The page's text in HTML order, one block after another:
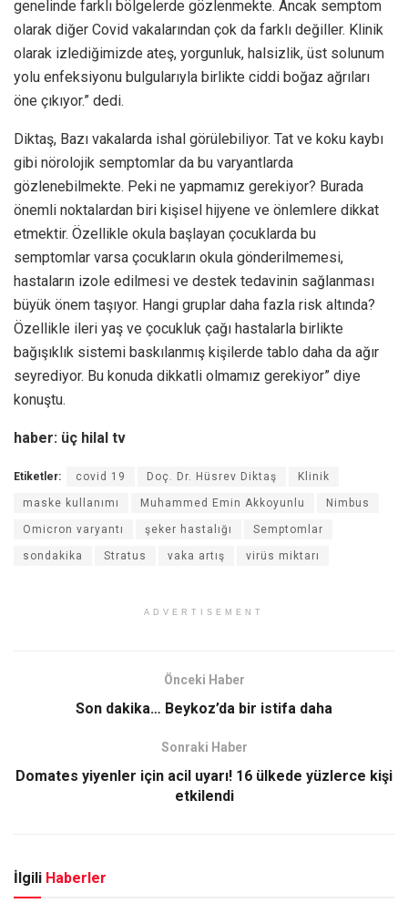
genelinde farklı bölgelerde gözlenmekte. Ancak semptom
olarak diğer Covid vakalarından çok da farklı değiller. Klinik
olarak izlediğimizde ateş, yorgunluk, halsizlik, üst solunum
yolu enfeksiyonu bulgularıyla birlikte ciddi boğaz ağrıları
öne çıkıyor.” dedi.
Diktaş, Bazı vakalarda ishal görülebiliyor. Tat ve koku kaybı
gibi nörolojik semptomlar da bu varyantlarda
gözlenebilmekte. Peki ne yapmamız gerekiyor? Burada
önemli noktalardan biri kişisel hijyene ve önlemlere dikkat
etmektir. Özellikle okula başlayan çocuklarda bu
semptomlar varsa çocukların okula gönderilmemesi,
hastaların izole edilmesi ve destek tedavinin sağlanması
büyük önem taşıyor. Hangi gruplar daha fazla risk altında?
Özellikle ileri yaş ve çocukluk çağı hastalarla birlikte
bağışıklık sistemi baskılanmış kişilerde tablo daha da ağır
seyrediyor. Bu konuda dikkatli olmamız gerekiyor” diye
konuştu.
haber: üç hilal tv
Etiketler: covid 19 Doç. Dr. Hüsrev Diktaş Klinik
maske kullanımı Muhammed Emin Akkoyunlu Nimbus
Omicron varyantı şeker hastalığı Semptomlar
sondakika Stratus vaka artış virüs miktarı
ADVERTISEMENT
Önceki Haber
Son dakika… Beykoz’da bir istifa daha
Sonraki Haber
Domates yiyenler için acil uyarı! 16 ülkede yüzlerce kişi
etkilendi
İlgili Haberler